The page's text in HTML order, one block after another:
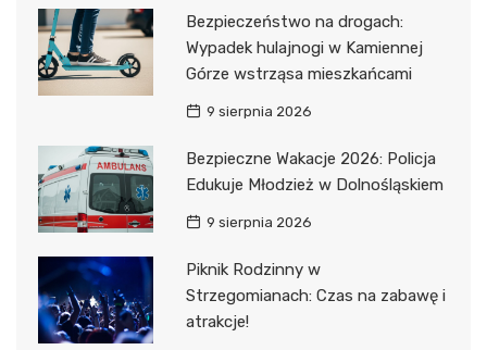
Bezpieczeństwo na drogach:
Wypadek hulajnogi w Kamiennej
Górze wstrząsa mieszkańcami
9 sierpnia 2026
Bezpieczne Wakacje 2026: Policja
Edukuje Młodzież w Dolnośląskiem
9 sierpnia 2026
Piknik Rodzinny w
Strzegomianach: Czas na zabawę i
atrakcje!